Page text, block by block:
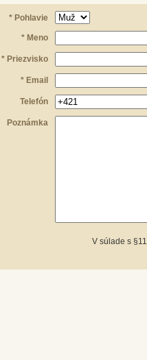
* Pohlavie
* Meno
* Priezvisko
* Email
Telefón
Poznámka
V súlade s